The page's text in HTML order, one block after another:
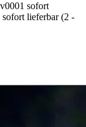
sofort
sofort lieferbar(2 -